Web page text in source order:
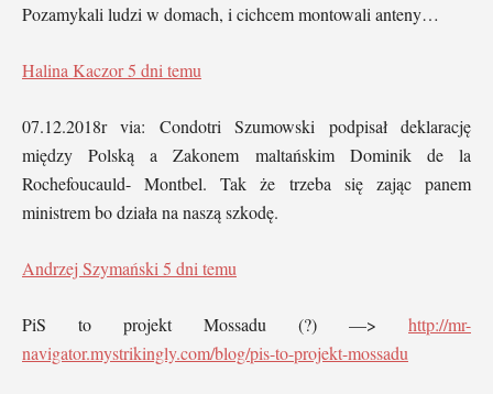
Pozamykali ludzi w domach, i cichcem montowali anteny…
Halina Kaczor5 dni temu
07.12.2018r via: Condotri Szumowski podpisał deklarację
między Polską a Zakonem maltańskim Dominik de la
Rochefoucauld- Montbel. Tak że trzeba się zając panem
ministrem bo działa na naszą szkodę.
Andrzej Szymański 5 dni temu
PiS to projekt Mossadu (?) —> http://mr-
navigator.mystrikingly.com/blog/pis-to-projekt-mossadu